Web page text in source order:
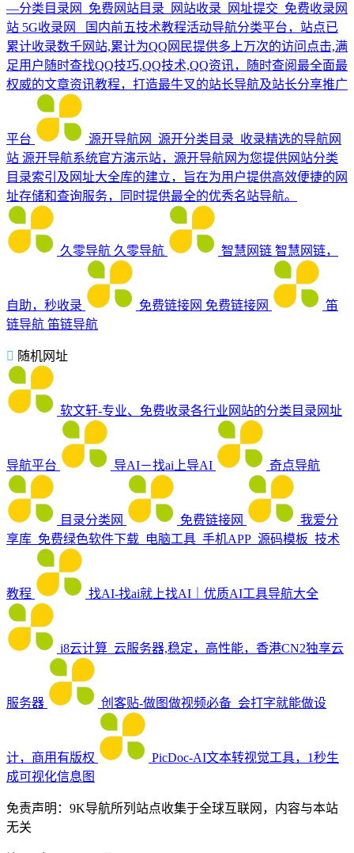
—分类目录网_免费网站目录_网站收录_网址提交_免费收录网
站 5G收录网_ 国内前五技术教程活动导航分类平台，站点已
累计收录数千网站,累计为QQ网民提供多上万次的访问点击,满
足用户随时查找QQ技巧,QQ技术,QQ资讯，随时查阅最全面最
权威的文章资讯教程，打造最牛叉的站长导航及站长分享推广
平台
源开导航网_源开分类目录_收录精选的导航网
站 源开导航系统官方演示站，源开导航网为您提供网站分类
目录索引及网址大全库的建立，旨在为用户提供高效便捷的网
址存储和查询服务，同时提供最全的优秀名站导航。
久零导航 久零导航 智慧网链 智慧网链，
自助，秒收录 免费链接网 免费链接网
笛
链导航 笛链导航
随机网址
软文轩-专业、免费收录各行业网站的分类目录网址
导航平台 导AI－找ai上导AI 奇点导航
目录分类网 免费链接网
我爱分
享库_免费绿色软件下载_电脑工具_手机APP_源码模板_技术
教程 找AI-找ai就上找AI｜优质AI工具导航大全
i8云计算_云服务器,稳定，高性能，香港CN2独享云
服务器 创客贴-做图做视频必备_会打字就能做设
计，商用有版权
PicDoc-AI文本转视觉工具，1秒生
成可视化信息图
免责声明：9K导航所列站点收集于全球互联网，内容与本站
无关